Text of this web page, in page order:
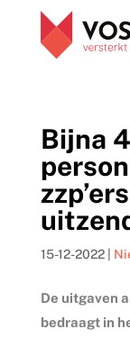
Bijna
15-12-2022|
De uitgaven
bedraagt in